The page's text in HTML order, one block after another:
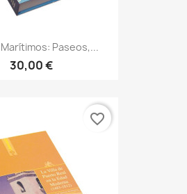
Paseos,...
30,00 €
favorite_border